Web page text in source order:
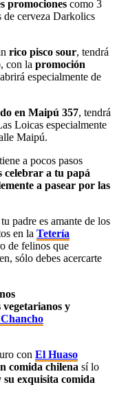
promociones como 3
cerveza Darkolics
rico pisco sour, tendrá
con la promoción
especialmente de
en Maipú 357, tendrá
Loicas especialmente
Maipú.
a pocos pasos
celebrar a tu papá
a pasear por las
padre es amante de los
en la Tetería
de felinos que
sólo debes acercarte
y
con El Huaso
comida chilena sí lo
su exquisita comida